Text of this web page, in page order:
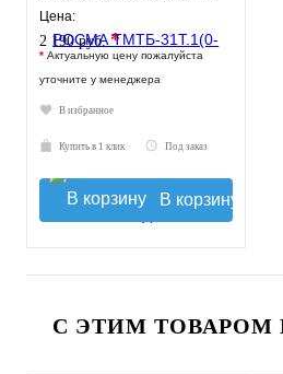
ТМТБ-31Т, температура: 0-
120С
Цена:
2 190 руб.*
* Актуальную цену пожалуйста
уточните у менеджера
В избранное
Купить в 1 клик Под заказ
В корзину
С ЭТИМ